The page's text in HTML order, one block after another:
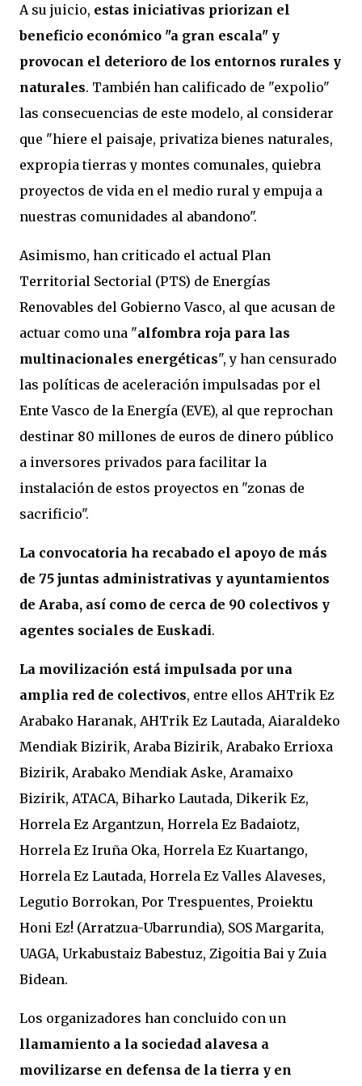
A su juicio, estas iniciativas priorizan el
beneficio económico "a gran escala" y
provocan el deterioro de los entornos rurales y
naturales. También han calificado de "expolio"
las consecuencias de este modelo, al considerar
que "hiere el paisaje, privatiza bienes naturales,
expropia tierras y montes comunales, quiebra
proyectos de vida en el medio rural y empuja a
nuestras comunidades al abandono".
Asimismo, han criticado el actual Plan
Territorial Sectorial (PTS) de Energías
Renovables del Gobierno Vasco, al que acusan de
actuar como una "alfombra roja para las
multinacionales energéticas", y han censurado
las políticas de aceleración impulsadas por el
Ente Vasco de la Energía (EVE), al que reprochan
destinar 80 millones de euros de dinero público
a inversores privados para facilitar la
instalación de estos proyectos en "zonas de
sacrificio".
La convocatoria ha recabado el apoyo de más
de 75 juntas administrativas y ayuntamientos
de Araba, así como de cerca de 90 colectivos y
agentes sociales de Euskadi.
La movilización está impulsada por una
amplia red de colectivos, entre ellos AHTrik Ez
Arabako Haranak, AHTrik Ez Lautada, Aiaraldeko
Mendiak Bizirik, Araba Bizirik, Arabako Errioxa
Bizirik, Arabako Mendiak Aske, Aramaixo
Bizirik, ATACA, Biharko Lautada, Dikerik Ez,
Horrela Ez Argantzun, Horrela Ez Badaiotz,
Horrela Ez Iruña Oka, Horrela Ez Kuartango,
Horrela Ez Lautada, Horrela Ez Valles Alaveses,
Legutio Borrokan, Por Trespuentes, Proiektu
Honi Ez! (Arratzua-Ubarrundia), SOS Margarita,
UAGA, Urkabustaiz Babestuz, Zigoitia Bai y Zuia
Bidean.
Los organizadores han concluido con un
llamamiento a la sociedad alavesa a
movilizarse en defensa de la tierra y en